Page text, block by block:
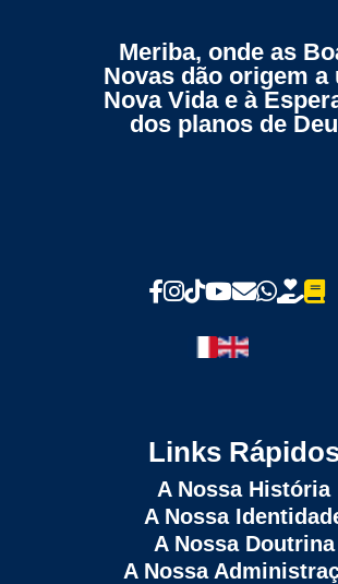
Meriba, onde as
Novas dão origem a
Nova Vida e à
dos planos de
Links
A Nossa História
A Nossa
A Nossa Doutrina
A Nossa